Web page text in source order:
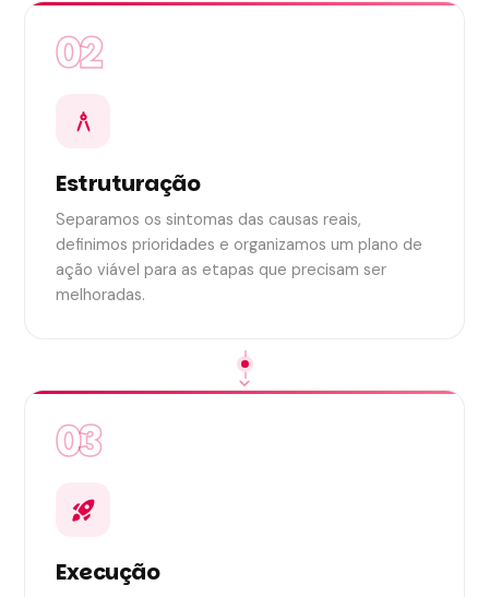
02
architecture
Estruturação
Separamos os sintomas das causas reais,
definimos prioridades e organizamos um plano de
ação viável para as etapas que precisam ser
melhoradas.
03
rocket_launch
Execução
expand_more